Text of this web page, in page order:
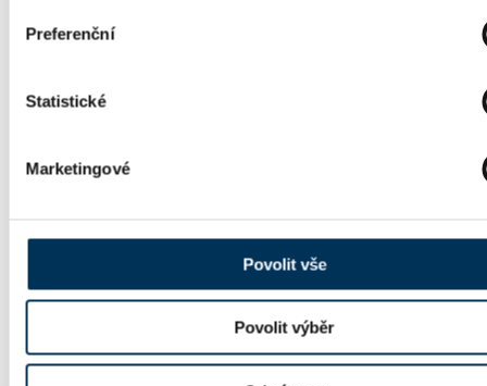
Preferenční
Statistické
Marketingové
Povolit vše
Povolit výběr